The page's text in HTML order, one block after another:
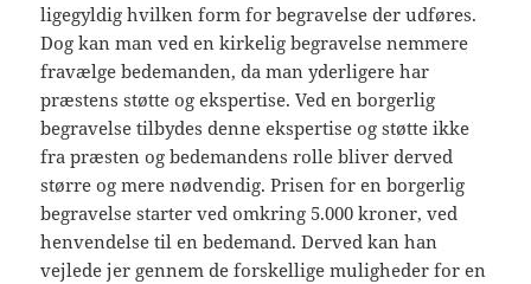
ligegyldig hvilken form for begravelse der udføres.
Dog kan man ved en kirkelig begravelse nemmere
fravælge bedemanden, da man yderligere har
præstens støtte og ekspertise. Ved en borgerlig
begravelse tilbydes denne ekspertise og støtte ikke
fra præsten og bedemandens rolle bliver derved
større og mere nødvendig. Prisen for en borgerlig
begravelse starter ved omkring 5.000 kroner, ved
henvendelse til en bedemand. Derved kan han
vejlede jer gennem de forskellige muligheder for en